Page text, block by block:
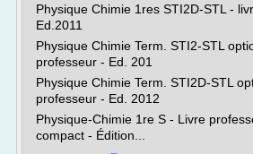
Physique Chimie 1res STI2D-STL -
Ed.2011
Physique Chimie Term. STI2-STL
professeur - Ed. 201
Physique Chimie Term. STI2D-STL
professeur - Ed. 2012
Physique-Chimie 1re S - Livre
compact - Édition...